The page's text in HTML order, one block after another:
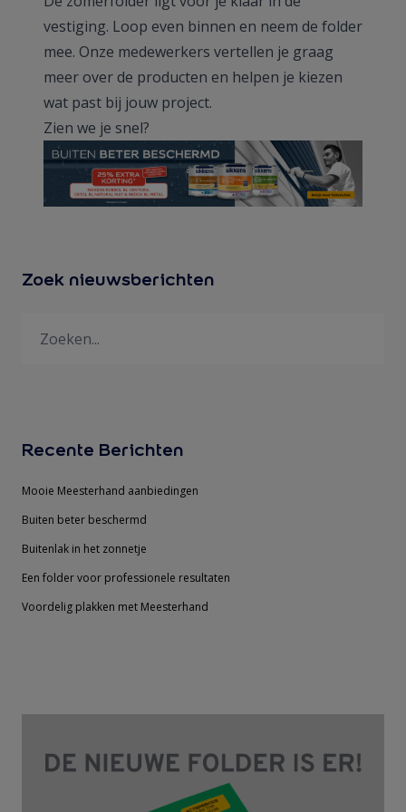
vestiging. Loop even binnen en neem de folder
mee. Onze medewerkers vertellen je graag
meer over de producten en helpen je kiezen
wat past bij jouw project.
Zien we je snel?
Zoek nieuwsberichten
Recente Berichten
Mooie Meesterhand aanbiedingen
Buiten beter beschermd
Buitenlak in het zonnetje
Een folder voor professionele resultaten
Voordelig plakken met Meesterhand